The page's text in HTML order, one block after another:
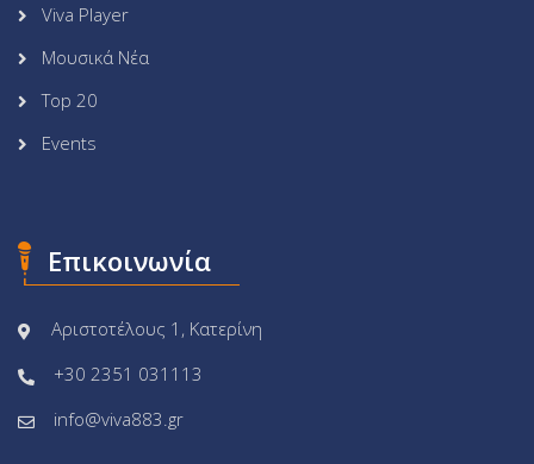
Viva Player
Μουσικά Νέα
Top 20
Events
Επικοινωνία
Αριστοτέλους 1, Κατερίνη
+30 2351 031113
info@viva883.gr